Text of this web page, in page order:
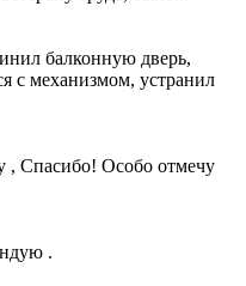
балконную дверь,
с механизмом, устранил
, Спасибо! Особо отмечу
.